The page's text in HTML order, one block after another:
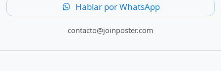
Hablar por WhatsApp
contacto@joinposter.com